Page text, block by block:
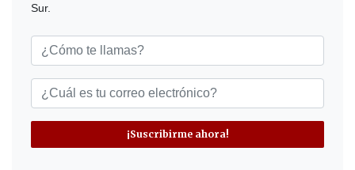
Sur.
¡Suscribirme ahora!